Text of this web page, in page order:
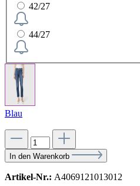
42/27
44/27
Blau
In den Warenkorb
Artikel-Nr.: A4069121013012